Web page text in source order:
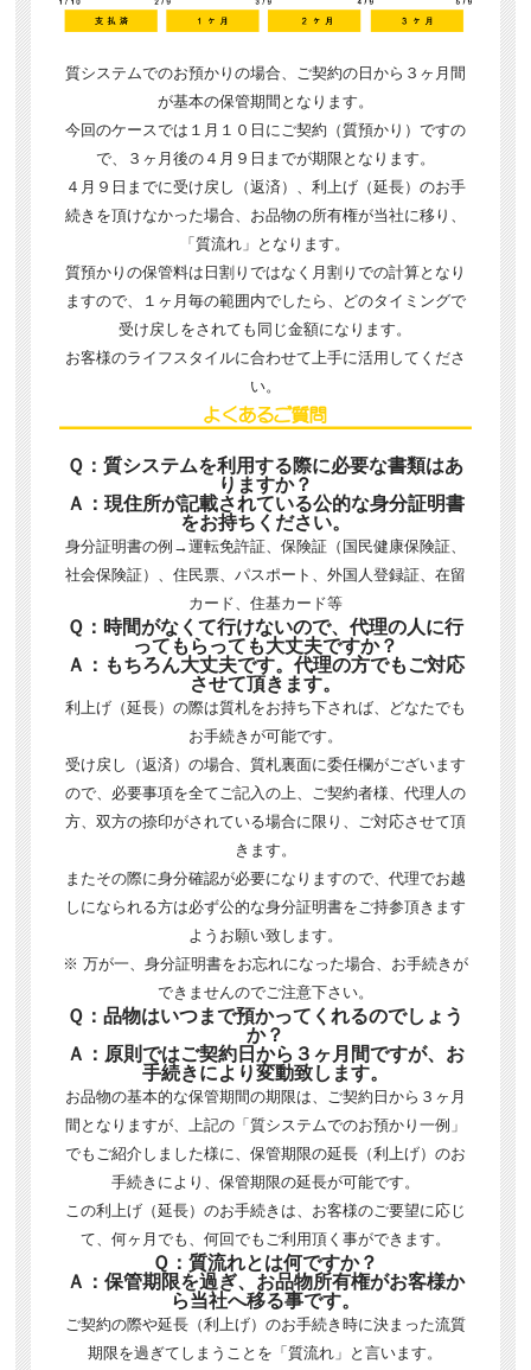
質システムでのお預かりの場合、ご契約の日から３ヶ月間
が基本の保管期間となります。
今回のケースでは１月１０日にご契約（質預かり）ですの
で、３ヶ月後の４月９日までが期限となります。
４月９日までに受け戻し（返済）、利上げ（延長）のお手
続きを頂けなかった場合、お品物の所有権が当社に移り、
「質流れ」となります。
質預かりの保管料は日割りではなく月割りでの計算となり
ますので、１ヶ月毎の範囲内でしたら、どのタイミングで
受け戻しをされても同じ金額になります。
お客様のライフスタイルに合わせて上手に活用してくださ
い。
Ｑ：質システムを利用する際に必要な書類はあ
りますか？
Ａ：現住所が記載されている公的な身分証明書
をお持ちください。
身分証明書の例→運転免許証、保険証（国民健康保険証、
社会保険証）、住民票、パスポート、外国人登録証、在留
カード、住基カード等
Ｑ：時間がなくて行けないので、代理の人に行
ってもらっても大丈夫ですか？
Ａ：もちろん大丈夫です。代理の方でもご対応
させて頂きます。
利上げ（延長）の際は質札をお持ち下されば、どなたでも
お手続きが可能です。
受け戻し（返済）の場合、質札裏面に委任欄がございます
ので、必要事項を全てご記入の上、ご契約者様、代理人の
方、双方の捺印がされている場合に限り、ご対応させて頂
きます。
またその際に身分確認が必要になりますので、代理でお越
しになられる方は必ず公的な身分証明書をご持参頂きます
ようお願い致します。
※ 万が一、身分証明書をお忘れになった場合、お手続きが
できませんのでご注意下さい。
Ｑ：品物はいつまで預かってくれるのでしょう
か？
Ａ：原則ではご契約日から３ヶ月間ですが、お
手続きにより変動致します。
お品物の基本的な保管期間の期限は、ご契約日から３ヶ月
間となりますが、上記の「質システムでのお預かり一例」
でもご紹介しました様に、保管期限の延長（利上げ）のお
手続きにより、保管期限の延長が可能です。
この利上げ（延長）のお手続きは、お客様のご要望に応じ
て、何ヶ月でも、何回でもご利用頂く事ができます。
Ｑ：質流れとは何ですか？
Ａ：保管期限を過ぎ、お品物所有権がお客様か
ら当社へ移る事です。
ご契約の際や延長（利上げ）のお手続き時に決まった流質
期限を過ぎてしまうことを「質流れ」と言います。